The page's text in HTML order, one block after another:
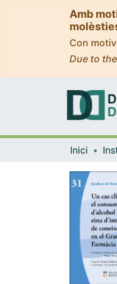
Amb
Con
Due to
Inici